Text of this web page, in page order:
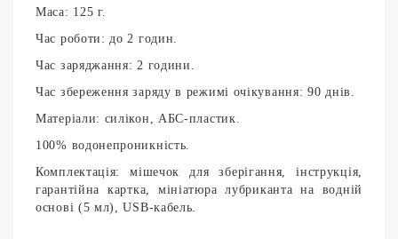
Маса: 125 г.
Час роботи: до 2 годин.
Час заряджання: 2 години.
Час збереження заряду в режимі очікування: 90 днів.
Матеріали: силікон, АБС-пластик.
100% водонепроникність.
Комплектація: мішечок для зберігання, інструкція,
гарантійна картка, мініатюра лубриканта на водній
основі (5 мл), USB-кабель.